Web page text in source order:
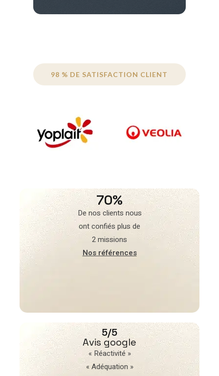
98 % DE SATISFACTION CLIENT
70%
De nos clients nous
ont confiés plus de
2 missions
Nos références
5/5
Avis google
« Réactivité »
« Adéquation »